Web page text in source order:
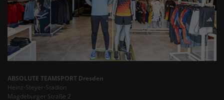
ABSOLUTE TEAMSPORT Dresden
Heinz-Steyer-Stadion
Magdeburger Straße 2